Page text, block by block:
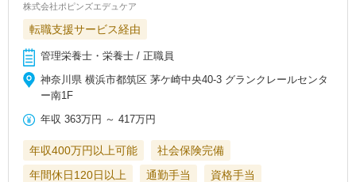
株式会社ポピンズエデュケア
転職支援サービス経由
管理栄養士・栄養士 / 正職員
神奈川県 横浜市都筑区 茅ケ崎中央40-3 グランクレールセンタ
ー南1F
年収 363万円 ～417万円
年収400万円以上可能
社会保険完備
年間休日120日以上
通勤手当 資格手当